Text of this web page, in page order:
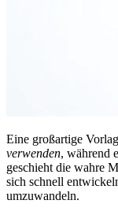
Eine großartige
verwenden, während
geschieht die wahre
sich schnell
umzuwandeln.